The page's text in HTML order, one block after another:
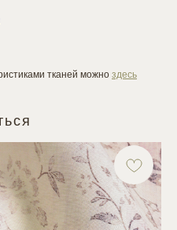
тканей можно здесь